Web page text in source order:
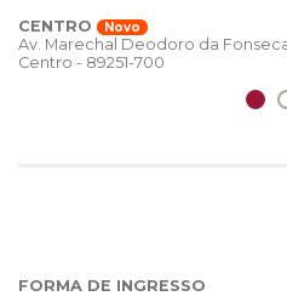
CENTRO
Novo
Av. Marechal Deodoro da
Centro - 89251-700
FORMA DE INGRESSO